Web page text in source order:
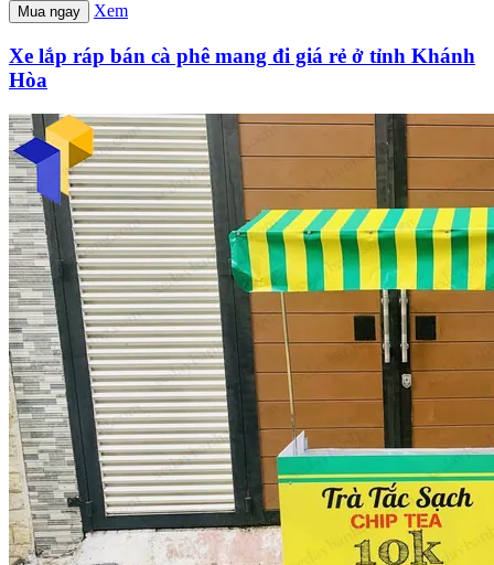
Mua ngay Xem
Xe lắp ráp bán cà phê mang đi giá rẻ ở tỉnh Khánh
Hòa